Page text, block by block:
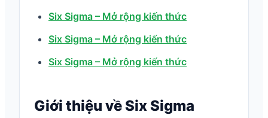
Six Sigma – Mở rộng kiến thức
Six Sigma – Mở rộng kiến thức
Six Sigma – Mở rộng kiến thức
Giới thiệu về Six Sigma